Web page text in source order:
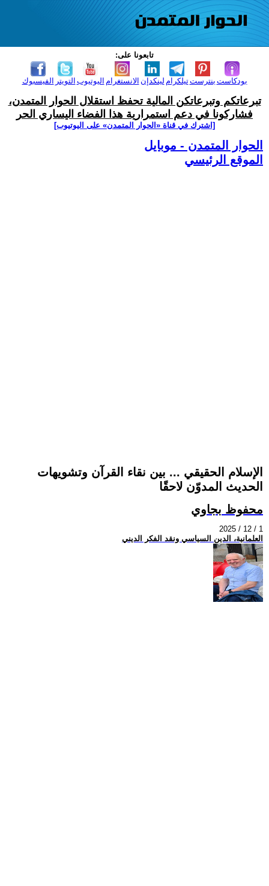
تابعونا على:
الفيسبوك التويتر اليوتيوب الانستغرام لينكدإن تيلكرامبنترست بودكاست
تبرعاتكم وتبرعاتكن المالية تحفظ استقلال الحوار المتمدن،
فشاركونا في دعم استمرارية هذا الفضاء اليساري الحر
[اشترك في قناة ‫«الحوار المتمدن» على اليوتيوب]
الحوار المتمدن - موبايل
الموقع الرئيسي
الإسلام الحقيقي ... بين نقاء القرآن وتشويهات
الحديث المدوّن لاحقًا
محفوظ بجاوي
2025 / 12 / 1
العلمانية، الدين السياسي ونقد الفكر الديني